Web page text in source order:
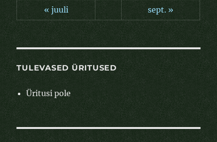
« juuli sept. »
TULEVASED ÜRITUSED
Üritusi pole